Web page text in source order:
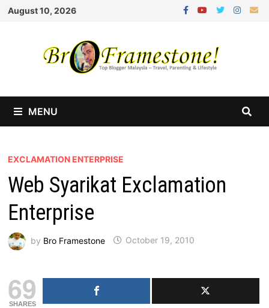
Skip
August 10, 2026
MENU
EXCLAMATION ENTERPRISE
Web Syarikat Exclamation
Enterprise
by Bro Framestone October 19, 2010
69
SHARES